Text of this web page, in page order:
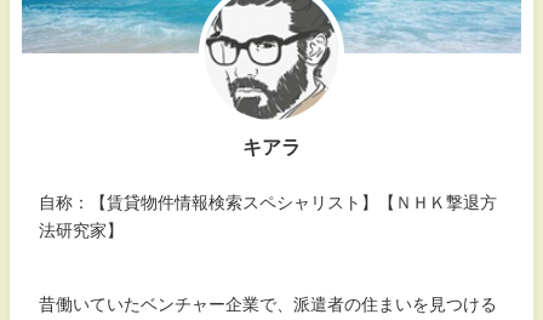
キアラ
自称：【賃貸物件情報検索スペシャリスト】【ＮＨＫ撃退方
法研究家】
昔働いていたベンチャー企業で、派遣者の住まいを見つける